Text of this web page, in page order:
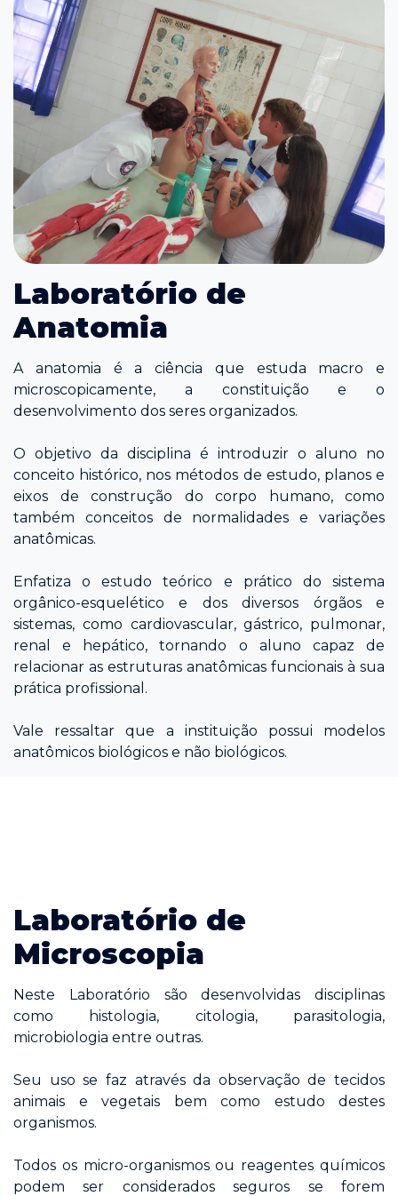
Laboratório de
Anatomia
A anatomia é a ciência que estuda macro e
microscopicamente, a constituição e o
desenvolvimento dos seres organizados.
O objetivo da disciplina é introduzir o aluno no
conceito histórico, nos métodos de estudo, planos e
eixos de construção do corpo humano, como
também conceitos de normalidades e variações
anatômicas.
Enfatiza o estudo teórico e prático do sistema
orgânico-esquelético e dos diversos órgãos e
sistemas, como cardiovascular, gástrico, pulmonar,
renal e hepático, tornando o aluno capaz de
relacionar as estruturas anatômicas funcionais à sua
prática profissional.
Vale ressaltar que a instituição possui modelos
anatômicos biológicos e não biológicos.
Laboratório de
Microscopia
Neste Laboratório são desenvolvidas disciplinas
como histologia, citologia, parasitologia,
microbiologia entre outras.
Seu uso se faz através da observação de tecidos
animais e vegetais bem como estudo destes
organismos.
Todos os micro-organismos ou reagentes químicos
podem ser considerados seguros se forem